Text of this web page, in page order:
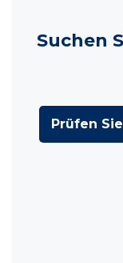
Suchen
Prüfen